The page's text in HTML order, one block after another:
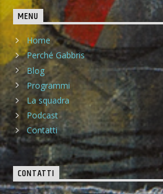
MENU
Home
Perché Gabbris
Blog
Programmi
La squadra
Podcast
Contatti
CONTATTI